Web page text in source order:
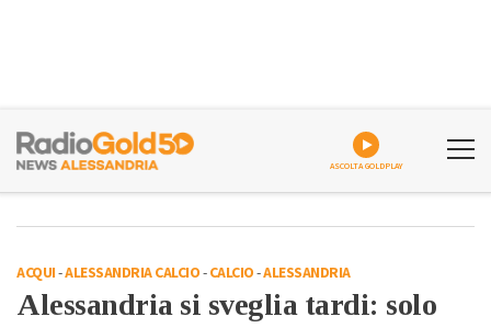
ASCOLTA GOLDPLAY
ACQUI-ALESSANDRIA CALCIO-CALCIO-ALESSANDRIA
Alessandria si sveglia tardi: solo